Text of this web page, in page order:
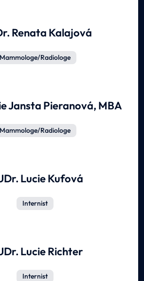
Renata Kalajová
Mammologe/Radiologe
Jansta Pieranová, MBA
Mammologe/Radiologe
Lucie Kufová
Internist
Lucie Richter
Internist